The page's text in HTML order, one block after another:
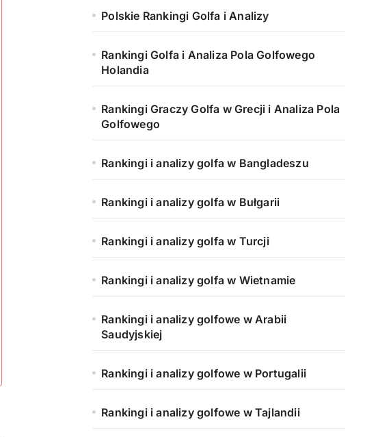
Polskie Rankingi Golfa i Analizy
Rankingi Golfa i Analiza Pola Golfowego
Holandia
Rankingi Graczy Golfa w Grecji i Analiza Pola
Golfowego
Rankingi i analizy golfa w Bangladeszu
Rankingi i analizy golfa w Bułgarii
Rankingi i analizy golfa w Turcji
Rankingi i analizy golfa w Wietnamie
Rankingi i analizy golfowe w Arabii
Saudyjskiej
Rankingi i analizy golfowe w Portugalii
Rankingi i analizy golfowe w Tajlandii